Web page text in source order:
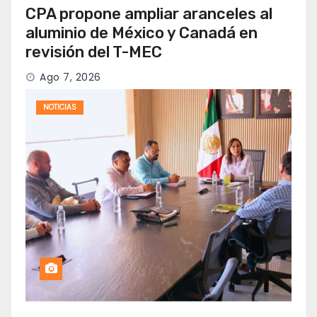
CPA propone ampliar aranceles al
aluminio de México y Canadá en
revisión del T-MEC
Ago 7, 2026
NOTICIAS